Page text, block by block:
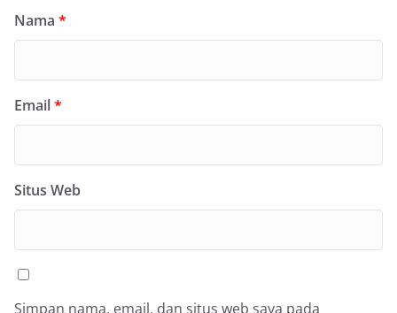
Nama *
Email*
Situs Web
Simpan nama, email, dan situs web saya pada